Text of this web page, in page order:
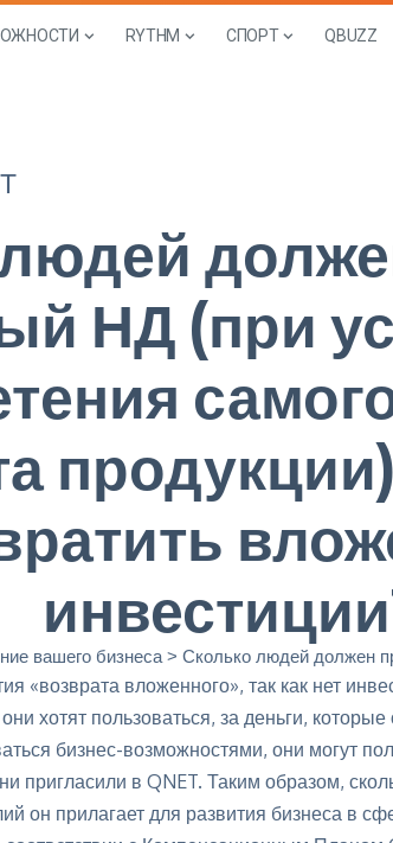
RYTHM СПОРТ QBUZZ
НД (при
вашего бизнеса > Сколько людей должен привлечь новый НД (при условии
«возврата вложенного», так как нет
хотят пользоваться, за деньги,
бизнес-возможностями, они могут
пригласили в QNET. Таким образом,
он прилагает для развития бизнеса в